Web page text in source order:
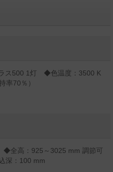
ス500 1灯 ◆色温度：3500 K
率70％）
高：925～3025 mm 調節可
：100 mm